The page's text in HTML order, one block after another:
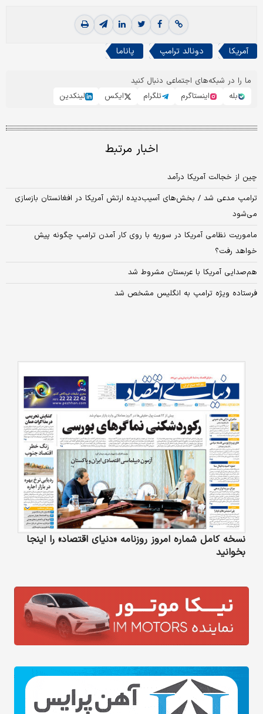
آمریکا دونالد ترامپ پاناما
ما را در شبکه‌های اجتماعی دنبال کنید
بله
اینستاگرم تلگرام ایکس لینکدین
اخبار مرتبط
چین از خجالت آمریکا درآمد
ترامپ مدعی شد / بخش‌های آسیب‌دیده ارتش آمریکا در افغانستان بازسازی
می‌شود
ماموریت نظامی آمریکا در سوریه با روی کار آمدن ترامپ چگونه پیش
خواهد رفت؟
هم‌صدایی آمریکا با عربستان مشروط شد
فرستاده ویژه ترامپ به انگلیس مشخص شد
نسخه کامل شماره امروز روزنامه «دنیای‌ اقتصاد» را اینجا
بخوانید